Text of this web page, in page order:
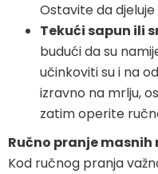
Ostavite da
Tekući sapun ili
budući da su
učinkoviti su i na
izravno na mrlju,
zatim operite
Ručno pranje masnih
Kod ručnog pranja